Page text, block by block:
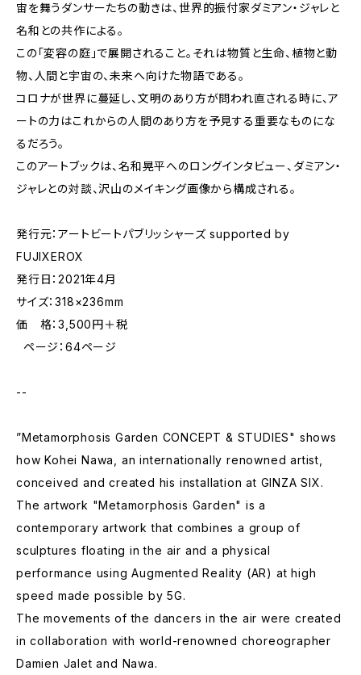
宙を舞うダンサーたちの動きは、世界的振付家ダミアン・ジャレと
名和との共作による。
この「変容の庭」で展開されること。それは物質と生命、植物と動
物、人間と宇宙の、未来へ向けた物語である。
コロナが世界に蔓延し、文明のあり方が問われ直される時に、ア
ートの力はこれからの人間のあり方を予見する重要なものにな
るだろう。
このアートブックは、名和晃平へのロングインタビュー、ダミアン・
ジャレとの対談、沢山のメイキング画像から構成される。
発行元：アートビートパブリッシャーズ supported by
FUJIXEROX
発行日：2021年4月
サイズ：318×236mm
価 格：3,500円＋税
ページ：64ページ
--
”Metamorphosis Garden CONCEPT & STUDIES" shows
how Kohei Nawa, an internationally renowned artist,
conceived and created his installation at GINZA SIX.
The artwork "Metamorphosis Garden" is a
contemporary artwork that combines a group of
sculptures floating in the air and a physical
performance using Augmented Reality (AR) at high
speed made possible by 5G.
The movements of the dancers in the air were created
in collaboration with world-renowned choreographer
Damien Jalet and Nawa.